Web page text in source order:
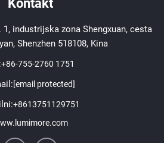
Kontakt
1, industrijska zona Shengxuan, cesta
Shenzhen 518108, Kina
+86-755-2760 1751
[email protected]
+8613751129751